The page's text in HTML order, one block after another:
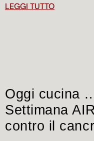
LEGGI TUTTO
Oggi cucina
Settimana
contro il